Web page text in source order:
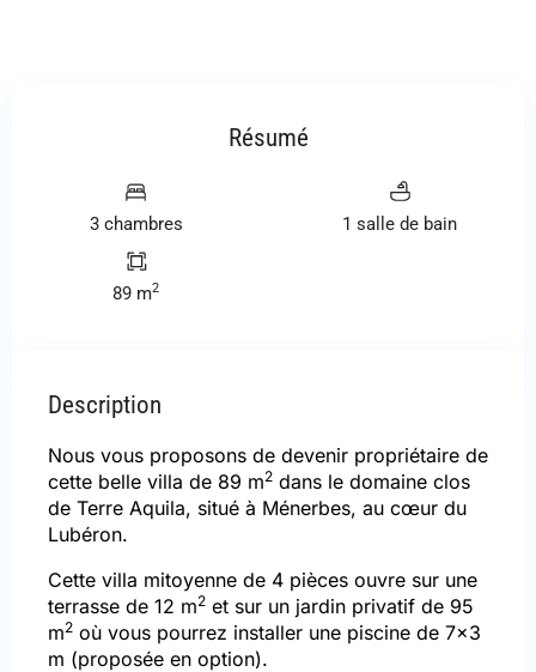
Résumé
3 chambres 1 salle de bain
89 m2
Description
Nous vous proposons de devenir propriétaire de
cette belle villa de 89 m2 dans le domaine clos
de Terre Aquila, situé à Ménerbes, au cœur du
Lubéron.
Cette villa mitoyenne de 4 pièces ouvre sur une
terrasse de 12 m2 et sur un jardin privatif de 95
m2 où vous pourrez installer une piscine de 7×3
m (proposée en option).